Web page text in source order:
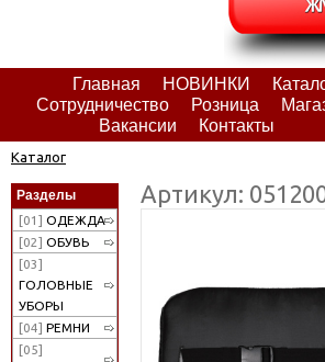
Главная НОВИНКИ
Сотрудничество
Розница
Вакансии
Контакты
Каталог
Разделы
[01] ОДЕЖДА
[02] ОБУВЬ
[03]
ГОЛОВНЫЕ
УБОРЫ
[04] РЕМНИ
[05]
Артикул: